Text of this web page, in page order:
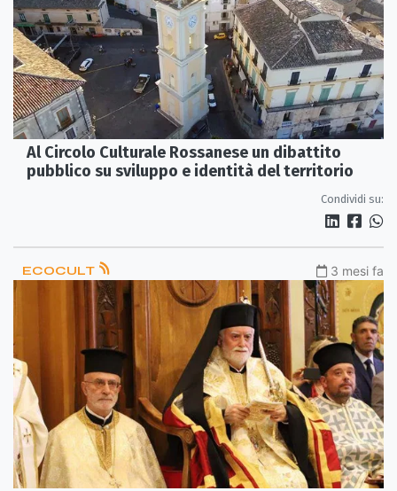
Al Circolo Culturale Rossanese un dibattito
pubblico su sviluppo e identità del territorio
Condividi su:
ECOCULT 3 mesi fa